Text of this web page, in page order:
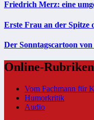
Friedrich Merz: eine
Erste Frau an der Spitze
Der Sonntagscartoon
Online-Rubriken
Vom Fachmann für
Humorkritik
Audio